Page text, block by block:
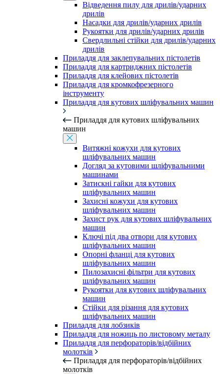
Відведення пилу для дрилів/ударних
дрилів
Насадки для дрилів/ударних дрилів
Рукоятки для дрилів/ударних дрилів
Свердлильні стійки для дрилів/ударних
дрилів
Приладдя для заклепувальних пістолетів
Приладдя для картриджних пістолетів
Приладдя для клейових пістолетів
Приладдя для кромкофрезерного
інструменту
Приладдя для кутових шліфувальних машин
Приладдя для кутових шліфувальних
машин
Витяжні кожухи для кутових
шліфувальних машин
Догляд за кутовими шліфувальними
машинами
Затискні гайки для кутових
шліфувальних машин
Захисні кожухи для кутових
шліфувальних машин
Захист рук для кутових шліфувальних
машин
Ключі під два отвори для кутових
шліфувальних машин
Опорні фланці для кутових
шліфувальних машин
Пилозахисні фільтри для кутових
шліфувальних машин
Рукоятки для кутових шліфувальних
машин
Стійки для різання для кутових
шліфувальних машин
Приладдя для лобзиків
Приладдя для ножиць по листовому металу
Приладдя для перфораторів/відбійних
молотків
Приладдя для перфораторів/відбійних
молотків